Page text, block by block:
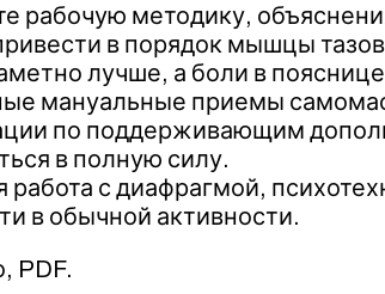
рабочую методику,
в порядок мышцы
лучше, а боли в
мануальные приемы
по поддерживающим
в полную силу.
работа с диафрагмой,
в обычной активности.
PDF.